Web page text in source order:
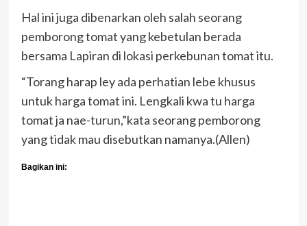
Hal ini juga dibenarkan oleh salah seorang
pemborong tomat yang kebetulan berada
bersama Lapiran di lokasi perkebunan tomat itu.
“Torang harap ley ada perhatian lebe khusus
untuk harga tomat ini. Lengkali kwa tu harga
tomat ja nae-turun,”kata seorang pemborong
yang tidak mau disebutkan namanya.(Allen)
Bagikan ini: